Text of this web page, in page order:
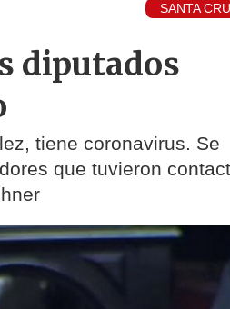
SANTA
diputados
tiene coronavirus. Se
que tuvieron